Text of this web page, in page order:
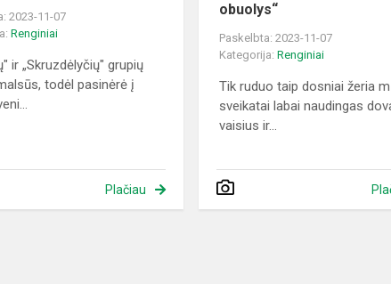
2023-11-07
Renginiai
ir „Skruzdėlyčių" grupių
todėl pasinėrė į
Plačiau
obuolys“
Paskelbta: 2023-11-07
Kategorija:Renginiai
Tik ruduo taip dosniai žeria
sveikatai labai naudingas
vaisius ir...